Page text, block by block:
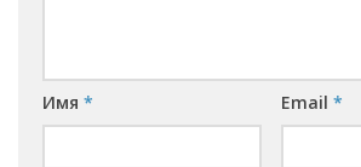
Имя * Email *